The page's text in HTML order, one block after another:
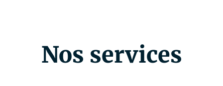
Nos services